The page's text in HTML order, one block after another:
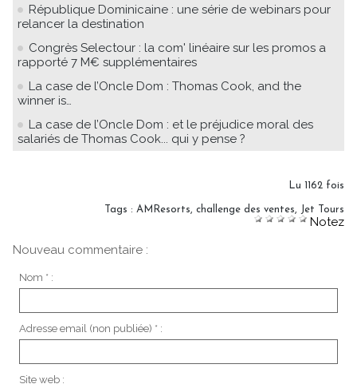
République Dominicaine : une série de webinars pour
relancer la destination
Congrès Selectour : la com' linéaire sur les promos a
rapporté 7 M€ supplémentaires
La case de l’Oncle Dom : Thomas Cook, and the
winner is…
La case de l’Oncle Dom : et le préjudice moral des
salariés de Thomas Cook... qui y pense ?
Lu 1162 fois
Tags : AMResorts, challenge des ventes, Jet Tours
Notez
Nouveau commentaire :
Nom * :
Adresse email (non publiée) * :
Site web :